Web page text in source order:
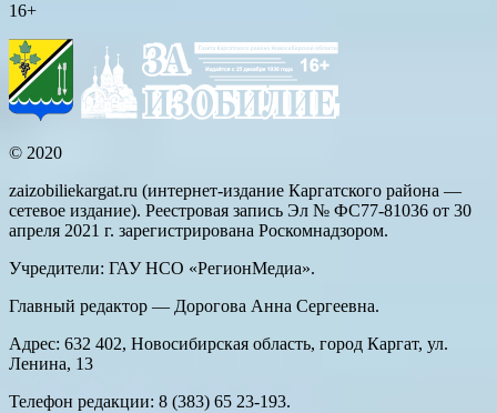
16+
© 2020
zaizobiliekargat.ru (интернет-издание Каргатского района —
сетевое издание). Реестровая запись Эл № ФС77-81036 от 30
апреля 2021 г. зарегистрирована Роскомнадзором.
Учредители: ГАУ НСО «РегионМедиа».
Главный редактор — Дорогова Анна Сергеевна.
Адрес: 632 402, Новосибирская область, город Каргат, ул.
Ленина, 13
Телефон редакции: 8 (383) 65 23-193.